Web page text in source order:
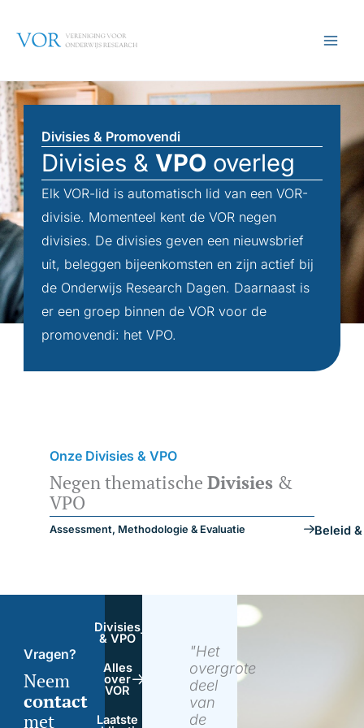
naar
inhoud
Divisies & Promovendi
Divisies & VPO overleg
Elk VOR-lid is automatisch lid van een VOR-
divisie. Momenteel kent de VOR negen
divisies. De divisies geven een nieuwsbrief
uit, beleggen bijeenkomsten en zijn actief bij
de Onderwijs Research Dagen. Daarnaast is
er een groep binnen de VOR voor de
promovendi: het VPO.
Onze Divisies & VPO
Negen thematische Divisies&
VPO
Assessment, Methodologie & Evaluatie Beleid
Vragen?
Neem
contact
met
Divisies
& VPO
Alles
over
VOR
Laatste
"Het
overgrote
deel
van
de